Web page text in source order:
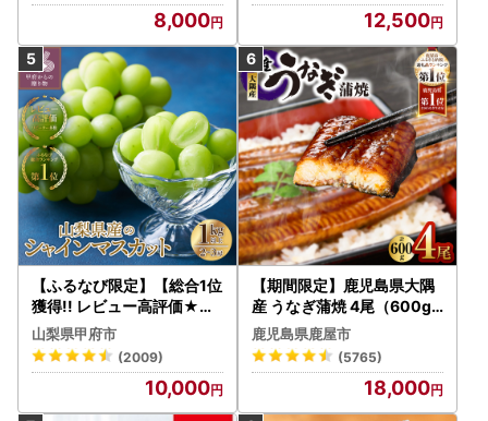
8,000 12,500
【ふるなび限定】【総合1位
獲得!! レビュー高評価★】
〈2026年度配送分〉山梨
県産 シャインマスカット 2
～3房（1.0kg以上）シャイ
ン フルーツ FN-Limited-S
P
山梨県甲府市
(2009)
10,000
【期間限定】鹿児島県大隅
産 うなぎ蒲焼 4尾（600g
） KN007-004-04-cp18
うなぎ 鰻 魚 惣菜 総菜
鹿児島県鹿屋市
(5765)
18,000